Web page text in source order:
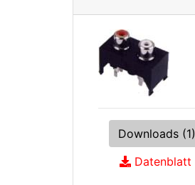
Downloads (1)
Datenblatt